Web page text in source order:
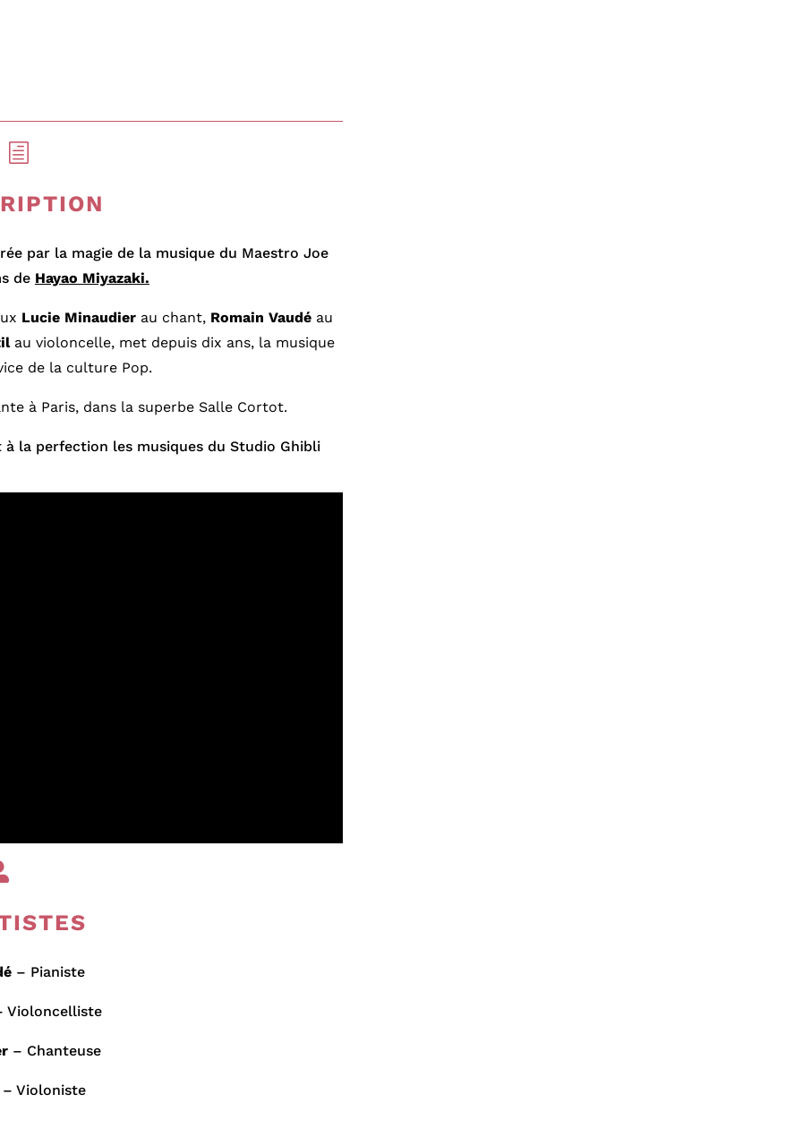
h
par la magie de la musique du Maestro Joe
de Hayao Miyazaki.
Lucie Minaudierau chant, Romain Vaudéau
au violoncelle, met depuis dix ans, la musique
de la culture Pop.
à Paris, dans la superbe Salle Cortot.
la perfection les musiques du Studio Ghibli
– Pianiste
Violoncelliste
– Chanteuse
Violoniste